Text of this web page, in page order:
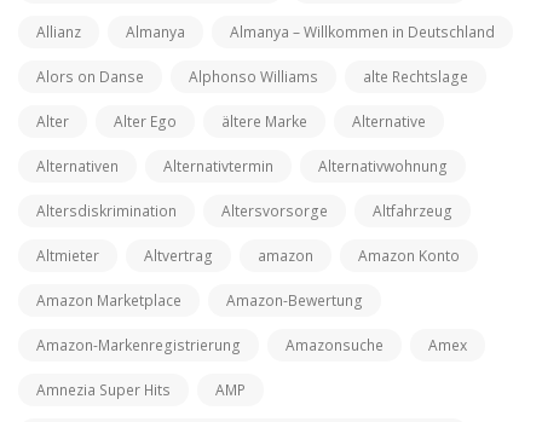
Allianz Almanya Almanya – Willkommen in Deutschland
Alors on Danse Alphonso Williams alte Rechtslage
Alter Alter Ego ältere Marke Alternative
Alternativen Alternativtermin Alternativwohnung
Altersdiskrimination Altersvorsorge Altfahrzeug
Altmieter Altvertrag amazon Amazon Konto
Amazon Marketplace Amazon-Bewertung
Amazon-Markenregistrierung Amazonsuche Amex
Amnezia Super Hits AMP